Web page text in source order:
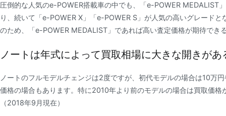
圧倒的な人気のe-POWER搭載車の中でも、「e-POWER MEDALIST
り、続いて「e-POWER X」「e-POWER S」が人気の高いグレードと
のため、「e-POWER MEDALIST」であれば高い査定価格が期待でき
ノートは年式によって買取相場に大きな開きがあ
ノートのフルモデルチェンジは2度ですが、初代モデルの場合は10万
価格の場合もあります。特に2010年より前のモデルの場合は買取価格
（2018年9月現在）